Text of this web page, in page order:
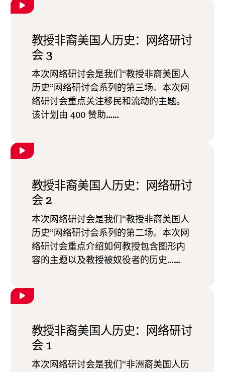
教授非裔美国人历史：网络研讨
会 3
本次网络研讨会是我们“教授非裔美国人
历史”网络研讨会系列的第三场。本次网
络研讨会重点关注移民和流动的主题。
该计划由 400 赞助……
教授非裔美国人历史：网络研讨
会 2
本次网络研讨会是我们“教授非裔美国人
历史”网络研讨会系列的第二场。本次网
络研讨会重点介绍如何教授包含图形内
容的主题以及教授被奴役者的历史……
教授非裔美国人历史：网络研讨
会 1
本次网络研讨会是我们“非洲裔美国人历